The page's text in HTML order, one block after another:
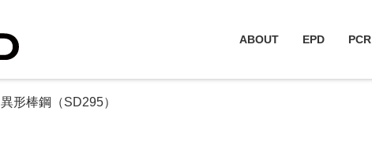
ABOUT EPD PCR
異形棒鋼（SD295）